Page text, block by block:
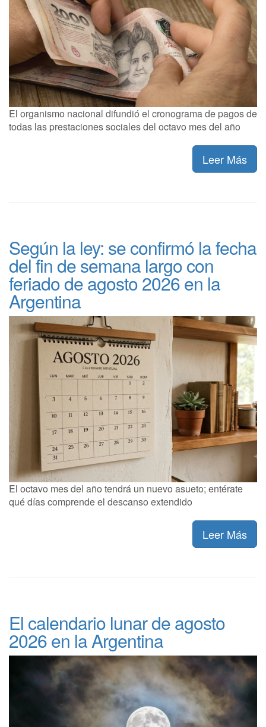
El organismo nacional difundió el cronograma de pagos de
todas las prestaciones sociales del octavo mes del año
Leer Más
Según la ley: se confirmó la fecha
del fin de semana largo con
feriado de agosto 2026 en la
Argentina
El octavo mes del año tendrá un nuevo asueto; entérate
qué días comprende el descanso extendido
Leer Más
El calendario lunar de agosto
2026 en la Argentina